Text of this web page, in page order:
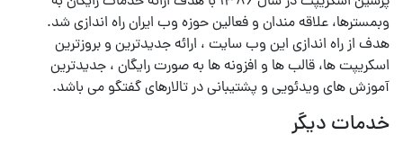
وبمسترها، علاقه مندان و فعالین حوزه وب ایران راه اندازی شد.
هدف از راه اندازی این وب سایت ، ارائه جدیدترین و بروزترین
اسکریپت ها، قالب ها و افزونه ها به صورت رایگان ، جدیدترین
آموزش های ویدئویی و پشتیبانی در تالارهای گفتگو می باشد.
خدمات دیگر